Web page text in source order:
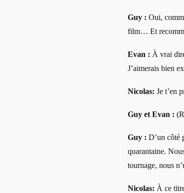
Guy : Oui,
film… Et
Evan : À vrai
J’aimerais bien
Nicolas: Je t’en
Guy et Evan :
Guy : D’un côté
quarantaine.
tournage, nous
Nicolas: À ce